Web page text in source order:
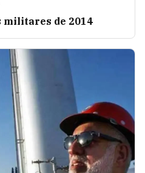
militares de 2014